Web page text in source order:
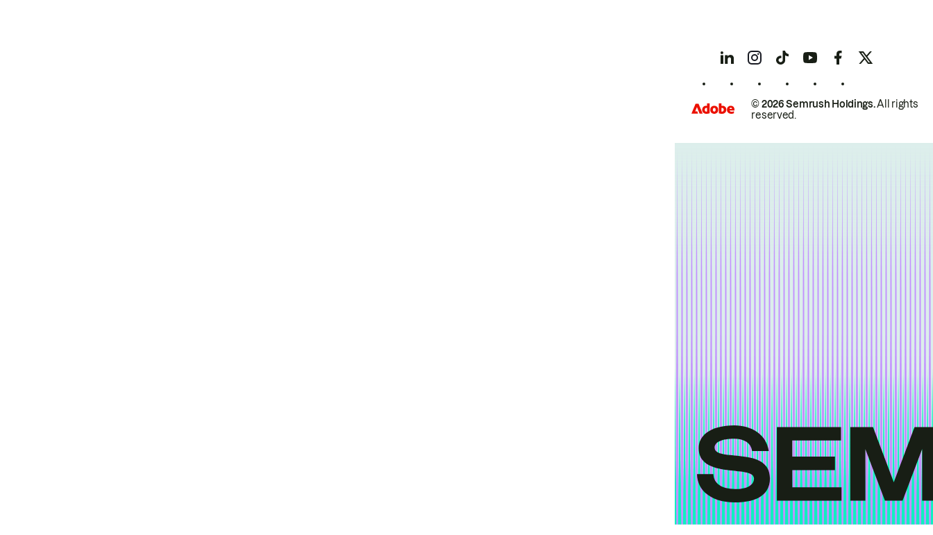
© 2026 Semrush Holdings.All rights
reserved.